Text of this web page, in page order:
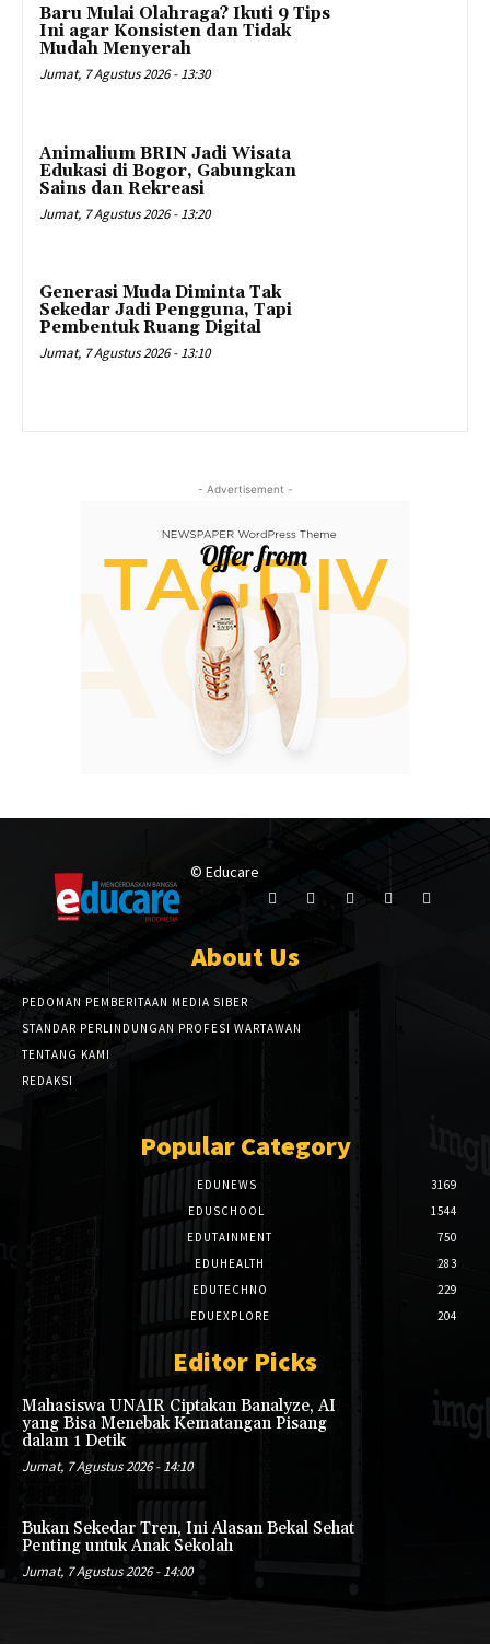
Baru Mulai Olahraga? Ikuti 9 Tips
Ini agar Konsisten dan Tidak
Mudah Menyerah
Jumat, 7 Agustus 2026 - 13:30
Animalium BRIN Jadi Wisata
Edukasi di Bogor, Gabungkan
Sains dan Rekreasi
Jumat, 7 Agustus 2026 - 13:20
Generasi Muda Diminta Tak
Sekedar Jadi Pengguna, Tapi
Pembentuk Ruang Digital
Jumat, 7 Agustus 2026 - 13:10
- Advertisement -
© Educare
About Us
PEDOMAN PEMBERITAAN MEDIA SIBER
STANDAR PERLINDUNGAN PROFESI WARTAWAN
TENTANG KAMI
REDAKSI
Popular Category
EDUNEWS
3169
EDUSCHOOL
1544
EDUTAINMENT
750
EDUHEALTH
283
EDUTECHNO
229
EDUEXPLORE
204
Editor Picks
Mahasiswa UNAIR Ciptakan Banalyze, AI
yang Bisa Menebak Kematangan Pisang
dalam 1 Detik
Jumat, 7 Agustus 2026 - 14:10
Bukan Sekedar Tren, Ini Alasan Bekal Sehat
Penting untuk Anak Sekolah
Jumat, 7 Agustus 2026 - 14:00